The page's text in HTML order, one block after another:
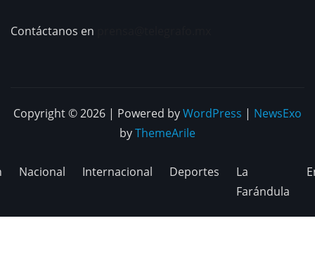
Contáctanos en
Copyright © 2026 | Powered byWordPress | NewsExo
byThemeArile
Nacional Internacional Deportes
La
Farándula